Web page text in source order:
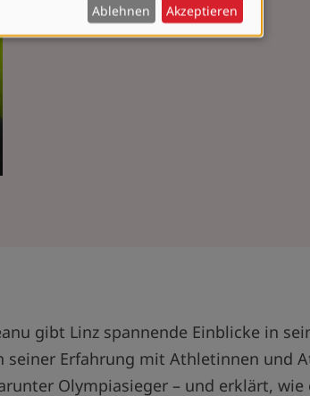
gibt Linz spannende Einblicke in
seiner Erfahrung mit Athletinnen und
Olympiasieger – und erklärt, wie
Ablehnen Akzeptieren